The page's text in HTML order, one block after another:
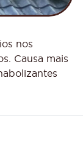
nos
Causa mais